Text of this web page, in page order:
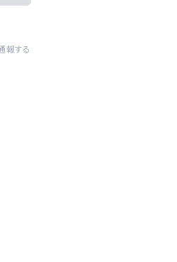
報する